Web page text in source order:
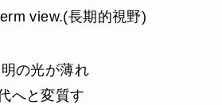
view.(長期的視野)
の光が薄れ
へと変質す